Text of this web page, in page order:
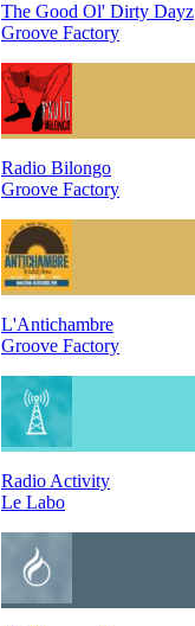
The Good Ol' Dirty Dayz
Groove Factory
Radio Bilongo
Groove Factory
L'Antichambre
Groove Factory
Radio Activity
Le Labo